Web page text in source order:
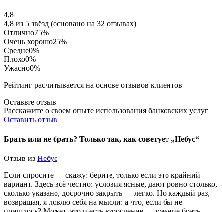
4,8
4,8 из 5 звёзд (основано на 32 отзывах)
Отлично75%
Очень хорошо25%
Средне0%
Плохо0%
Ужасно0%
Рейтинг расчитывается на основе отзывов клиентов
Оставьте отзыв
Расскажите о своем опыте использования банковских услуг
Оставить отзыв
Брать или не брать? Только так, как советует „Небус“
Отзыв из Небус
Если спросите — скажу: берите, только если это крайний
вариант. Здесь всё честно: условия ясные, дают ровно столько,
сколько указано, досрочно закрыть — легко. Но каждый раз,
возвращая, я ловлю себя на мысли: а что, если бы не